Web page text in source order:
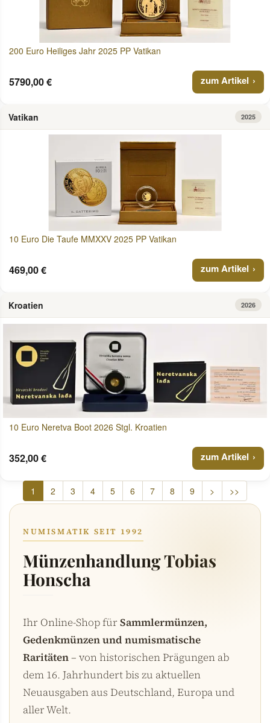
200 Euro Heiliges Jahr 2025 PP Vatikan
5790,00 € zum Artikel
Vatikan 2025
10 Euro Die Taufe MMXXV 2025 PP Vatikan
469,00 € zum Artikel
Kroatien 2026
10 Euro Neretva Boot 2026 Stgl. Kroatien
352,00 € zum Artikel
1 2 3 4 5 6 7 8 9 > >>
NUMISMATIK SEIT 1992
Münzenhandlung Tobias
Honscha
Ihr Online-Shop fürSammlermünzen,
Gedenkmünzen und numismatische
Raritäten– von historischen Prägungen ab
dem 16. Jahrhundert bis zu aktuellen
Neuausgaben aus Deutschland, Europa und
aller Welt.